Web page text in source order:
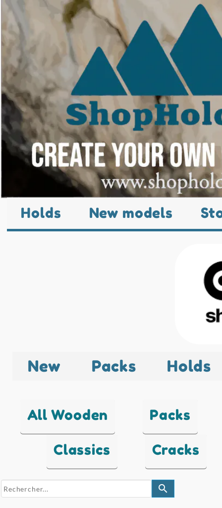
Holds New models
New Packs Holds
All Wooden Packs
Classics Cracks
search